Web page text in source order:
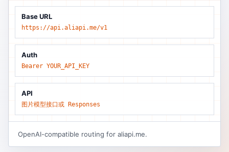
Base URL
https://api.aliapi.me/v1
Auth
Bearer YOUR_API_KEY
API
图片模型接口或 Responses
OpenAI-compatible routing for aliapi.me.